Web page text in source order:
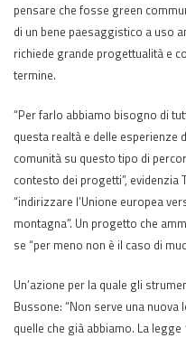
pensare che fosse green
di un bene paesaggistico a uso
richiede grande progettualità e
termine.
“Per farlo abbiamo bisogno di
questa realtà e delle
comunità su questo tipo di
contesto dei progetti”, evidenzia
“indirizzare l’Unione europea
montagna”. Un progetto che
se “per meno non è il caso di
Un’azione per la quale gli
Bussone: “Non serve una
quelle che già abbiamo. La